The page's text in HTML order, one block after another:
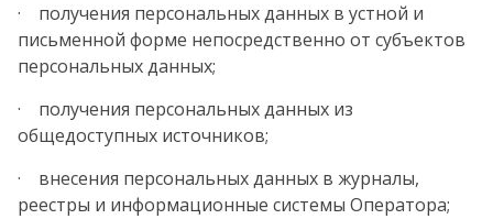
· получения персональных данных в устной и
письменной форме непосредственно от субъектов
персональных данных;
· получения персональных данных из
общедоступных источников;
· внесения персональных данных в журналы,
реестры и информационные системы Оператора;